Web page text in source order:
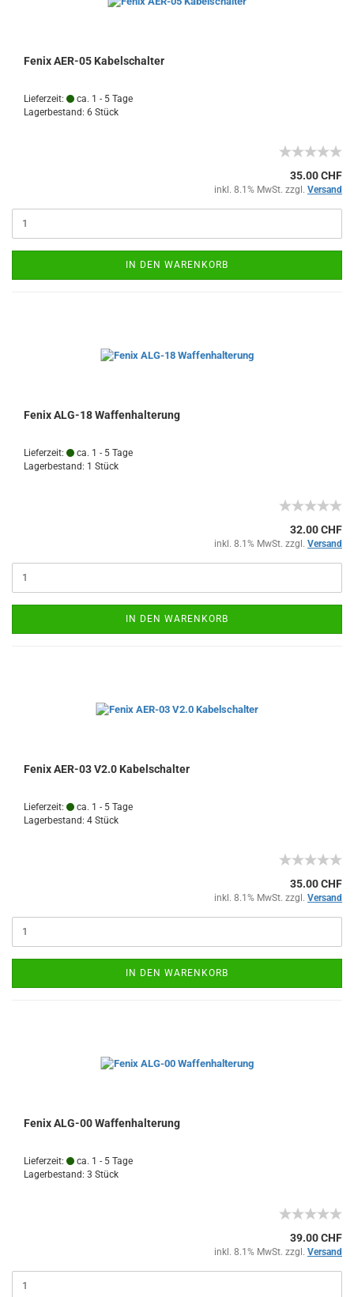
Fenix AER-05 Kabelschalter
Lieferzeit:
ca. 1 - 5 Tage
Lagerbestand: 6 Stück
35.00 CHF
inkl. 8.1% MwSt. zzgl. Versand
IN DEN WARENKORB
Fenix ALG-18 Waffenhalterung
Lieferzeit:
ca. 1 - 5 Tage
Lagerbestand: 1 Stück
32.00 CHF
inkl. 8.1% MwSt. zzgl. Versand
IN DEN WARENKORB
Fenix AER-03 V2.0 Kabelschalter
Lieferzeit:
ca. 1 - 5 Tage
Lagerbestand: 4 Stück
35.00 CHF
inkl. 8.1% MwSt. zzgl. Versand
IN DEN WARENKORB
Fenix ALG-00 Waffenhalterung
Lieferzeit:
ca. 1 - 5 Tage
Lagerbestand: 3 Stück
39.00 CHF
inkl. 8.1% MwSt. zzgl. Versand